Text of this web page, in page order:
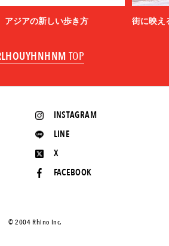
アジアの新しい歩き方 街に映え
TOP
INSTAGRAM
LINE
X
FACEBOOK
©️ 2004 Rhino Inc.